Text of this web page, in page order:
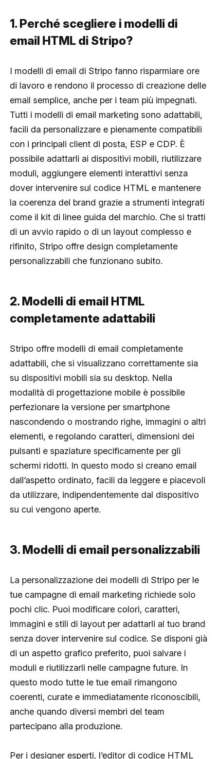
1. Perché scegliere i modelli di
email HTML di Stripo?
I modelli di email di Stripo fanno risparmiare ore
di lavoro e rendono il processo di creazione delle
email semplice, anche per i team più impegnati.
Tutti i modelli di email marketing sono adattabili,
facili da personalizzare e pienamente compatibili
con i principali client di posta, ESP e CDP. È
possibile adattarli ai dispositivi mobili, riutilizzare
moduli, aggiungere elementi interattivi senza
dover intervenire sul codice HTML e mantenere
la coerenza del brand grazie a strumenti integrati
come il kit di linee guida del marchio. Che si tratti
di un avvio rapido o di un layout complesso e
rifinito, Stripo offre design completamente
personalizzabili che funzionano subito.
2. Modelli di email HTML
completamente adattabili
Stripo offre modelli di email completamente
adattabili, che si visualizzano correttamente sia
su dispositivi mobili sia su desktop. Nella
modalità di progettazione mobile è possibile
perfezionare la versione per smartphone
nascondendo o mostrando righe, immagini o altri
elementi, e regolando caratteri, dimensioni dei
pulsanti e spaziature specificamente per gli
schermi ridotti. In questo modo si creano email
dall’aspetto ordinato, facili da leggere e piacevoli
da utilizzare, indipendentemente dal dispositivo
su cui vengono aperte.
3. Modelli di email personalizzabili
La personalizzazione dei modelli di Stripo per le
tue campagne di email marketing richiede solo
pochi clic. Puoi modificare colori, caratteri,
immagini e stili di layout per adattarli al tuo brand
senza dover intervenire sul codice. Se disponi già
di un aspetto grafico preferito, puoi salvare i
moduli e riutilizzarli nelle campagne future. In
questo modo tutte le tue email rimangono
coerenti, curate e immediatamente riconoscibili,
anche quando diversi membri del team
partecipano alla produzione.
Per i designer esperti, l’editor di codice HTML